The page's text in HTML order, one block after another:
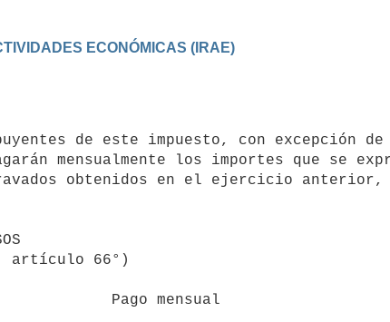
ECONÓMICAS (IRAE)
mensualmente los importes que se
obtenidos en el ejercicio
Pago mensual